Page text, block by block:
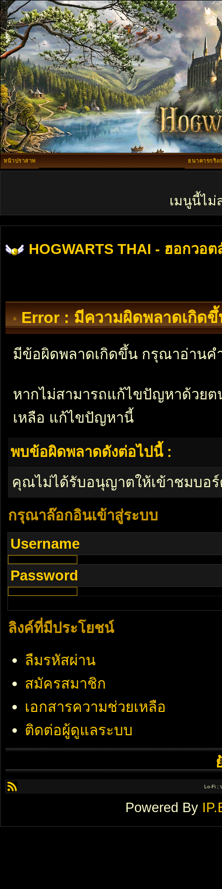
หน้าปราสาท ธนาคารกริง
เมนูนี้ไม่
HOGWARTS THAI - ฮอกวอต
Error : มีความผิดพลาดเกิดขึ้
มีข้อผิดพลาดเกิดขึ้น กรุณาอ่านค
หากไม่สามารถแก้ไขปัญหาด้วย
เหลือ แก้ไขปัญหานี้
พบข้อผิดพลาดดังต่อไปนี้ :
คุณไม่ได้รับอนุญาตให้เข้าชมบอ
กรุณาล๊อกอินเข้าสู่ระบบ
Username
Password
ลิงค์ที่มีประโยชน์
ลืมรหัสผ่าน
สมัครสมาชิก
เอกสารความช่วยเหลือ
ติดต่อผู้ดูแลระบบ
Lo-Fi ;
Powered By